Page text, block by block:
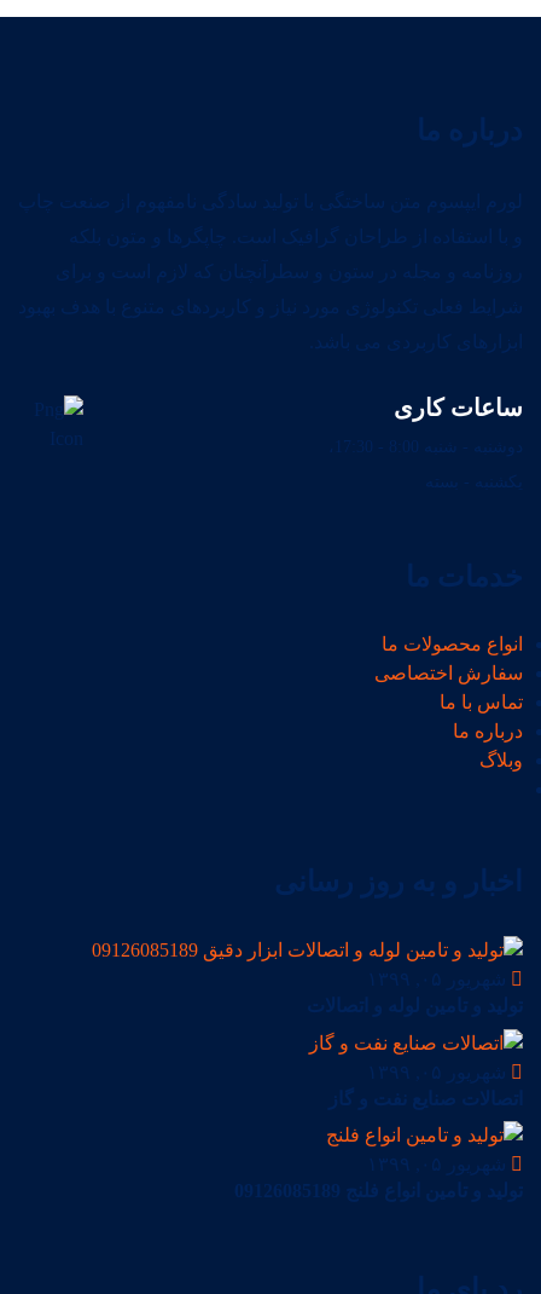
درباره ما
لورم ایپسوم متن ساختگی با تولید سادگی نامفهوم از صنعت چاپ
و با استفاده از طراحان گرافیک است. چاپگرها و متون بلکه
روزنامه و مجله در ستون و سطرآنچنان که لازم است و برای
شرایط فعلی تکنولوژی مورد نیاز و کاربردهای متنوع با هدف بهبود
ابزارهای کاربردی می باشد.
ساعات کاری
دوشنبه - شنبه 8:00 - 17:30،
یکشنبه - بسته
خدمات ما
انواع محصولات ما
سفارش اختصاصی
تماس با ما
درباره ما
وبلاگ
اخبار و به روز رسانی
شهریور ۰۵, ۱۳۹۹
تولید و تامین لوله و اتصالات
شهریور ۰۵, ۱۳۹۹
اتصالات صنایع نفت و گاز
شهریور ۰۵, ۱۳۹۹
تولید و تامین انواع فلنج 09126085189